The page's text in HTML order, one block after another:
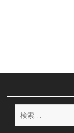
検
索: